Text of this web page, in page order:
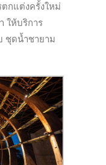
กแต่งครั้งใหม่
ให้บริการ
ชุดน้ำชายาม